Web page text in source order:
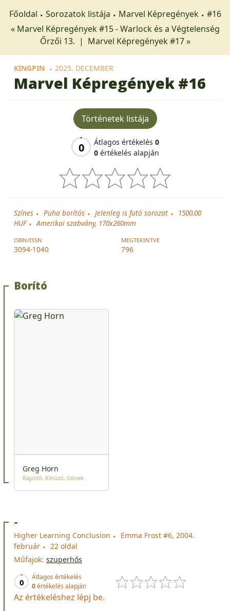
Főoldal Sorozatok listája Marvel Képregények
#16
« Marvel Képregények #15 - Warlock és a Végtelenség
Őrzői 13. | Marvel Képregények #17 »
KINGPIN 2025. DECEMBER
Marvel Képregények #16
Történetek listája
0 Átlagos értékelés 0
0 értékelés alapján
Színes Puha borítós Jelenleg is futó sorozat
1500.00
HUF
Amerikai szabvány, 170x260mm
ISBN/ISSN
3094-1040
MEGTEKINTVE
796
Borító
Greg Horn
Rajzoló Kihúzó Színek
-
Higher Learning Conclusion
Emma Frost #6, 2004.
február
22 oldal
Műfajok: szuperhős
0
Átlagos értékelés
0értékelés alapján
Az értékeléshez lépj be.